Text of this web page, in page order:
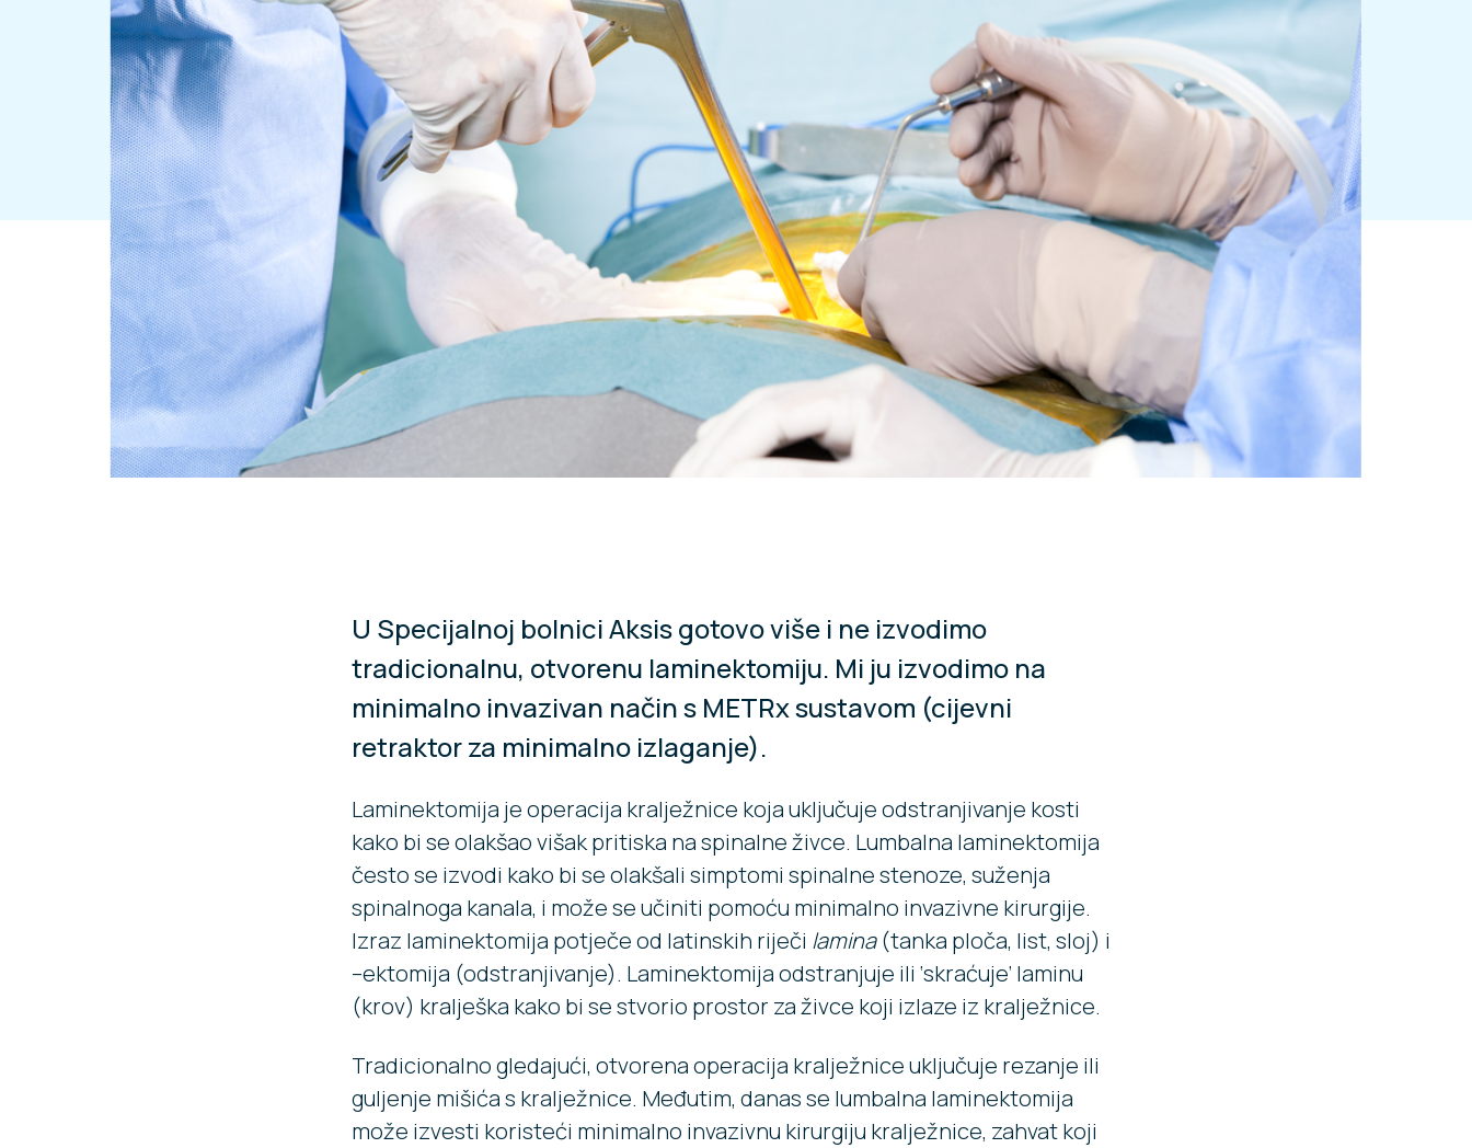
U Specijalnoj bolnici Aksis gotovo više i ne izvodimo
tradicionalnu, otvorenu laminektomiju. Mi ju izvodimo na
minimalno invazivan način s METRx sustavom (cijevni
retraktor za minimalno izlaganje).
Laminektomija je operacija kralježnice koja uključuje odstranjivanje kosti
kako bi se olakšao višak pritiska na spinalne živce. Lumbalna laminektomija
često se izvodi kako bi se olakšali simptomi spinalne stenoze, suženja
spinalnoga kanala, i može se učiniti pomoću minimalno invazivne kirurgije.
Izraz laminektomija potječe od latinskih riječi lamina(tanka ploča, list, sloj) i
–ektomija (odstranjivanje). Laminektomija odstranjuje ili ‘skraćuje’ laminu
(krov) kralješka kako bi se stvorio prostor za živce koji izlaze iz kralježnice.
Tradicionalno gledajući, otvorena operacija kralježnice uključuje rezanje ili
guljenje mišića s kralježnice. Međutim, danas se lumbalna laminektomija
može izvesti koristeći minimalno invazivnu kirurgiju kralježnice, zahvat koji